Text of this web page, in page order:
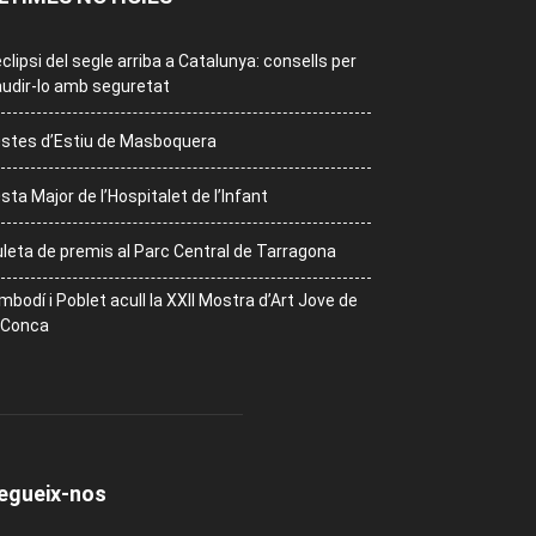
del segle arriba a Catalunya: consells per
lo amb seguretat
d’Estiu de Masboquera
Major de l’Hospitalet de l’Infant
de premis al Parc Central de Tarragona
i Poblet acull la XXII Mostra d’Art Jove de
Conca
nos